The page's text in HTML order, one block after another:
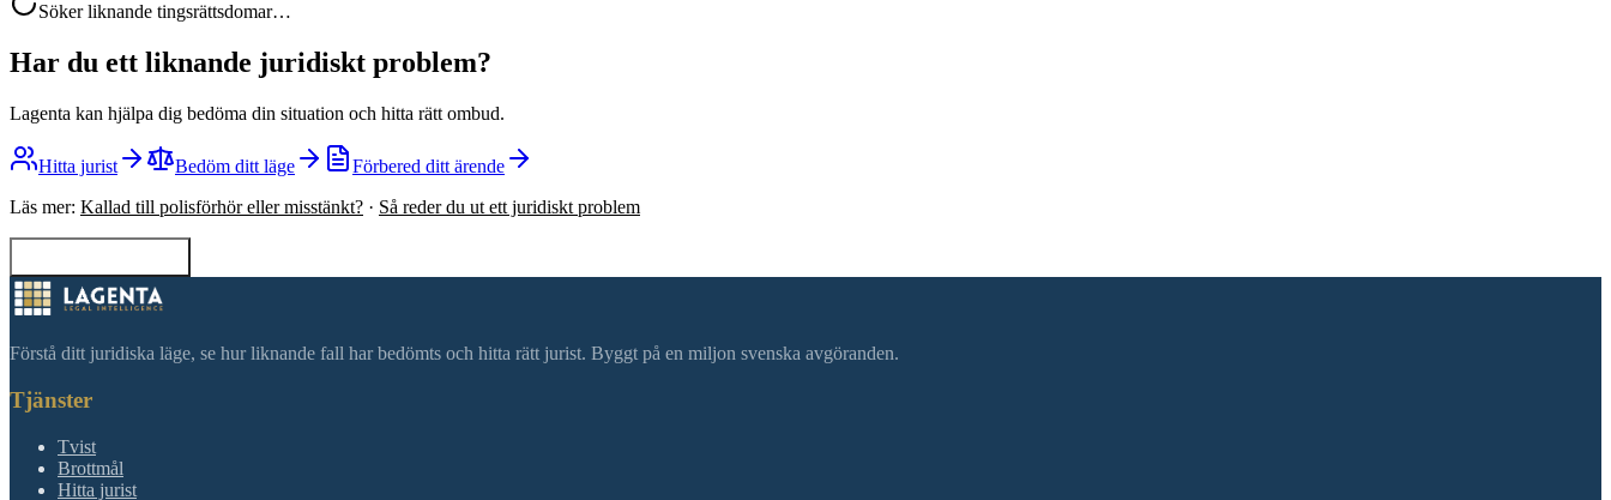
Söker liknande tingsrättsdomar…
Har du ett liknande juridiskt problem?
Lagenta kan hjälpa dig bedöma din situation och hitta rätt ombud.
Hitta jurist Bedöm ditt läge
Förbered ditt ärende
Läs mer: Kallad till polisförhör eller misstänkt? · Så reder du ut ett juridiskt problem
Förstå ditt juridiska läge, se hur liknande fall har bedömts och hitta rätt jurist. Byggt på en miljon svenska avgöranden.
Tjänster
Tvist
Brottmål
Hitta jurist